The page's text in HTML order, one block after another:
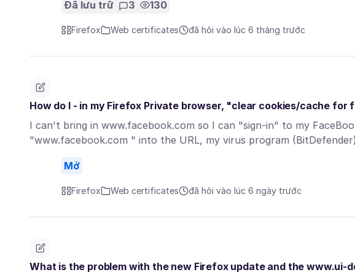
Đã lưu trữ 3 130
Firefox Web certificates đã hỏi vào lúc 6 tháng trước
How do I - in my Firefox Private browser, "clear cookies/cache for
I can't bring in www.facebook.com so I can "sign-in" to my
"www.facebook.com " into the URL, my virus program
Mở
Firefox Web certificates đã hỏi vào lúc 6 ngày trước
What is the problem with the new Firefox update and the www.ui-